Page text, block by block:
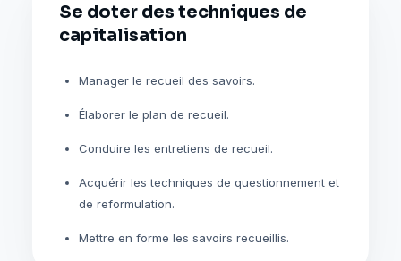
Se doter des techniques de
capitalisation
Manager le recueil des savoirs.
Élaborer le plan de recueil.
Conduire les entretiens de recueil.
Acquérir les techniques de questionnement et
de reformulation.
Mettre en forme les savoirs recueillis.